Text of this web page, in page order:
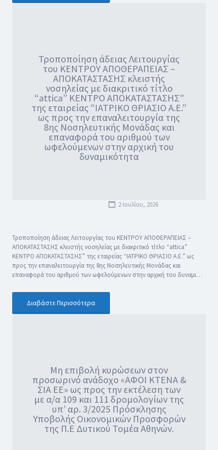
Τροποποίηση άδειας Λειτουργίας
του ΚΕΝΤΡΟΥ ΑΠΟΘΕΡΑΠΕΙΑΣ –
ΑΠΟΚΑΤΑΣΤΑΣΗΣ κλειστής
νοσηλείας με διακριτικό τίτλο
“attica” ΚΕΝΤΡΟ ΑΠΟΚΑΤΑΣΤΑΣΗΣ”
της εταιρείας “ΙΑΤΡΙΚΟ ΘΡΙΑΣΙΟ Α.Ε.”
ως προς την επαναλειτουργία της
8ης Νοσηλευτικής Μονάδας και
επαναφορά του αριθμού των
ωφελούμενων στην αρχική του
δυναμικότητα
2 Ιουλίου, 2026
Τροποποίηση άδειας Λειτουργίας του ΚΕΝΤΡΟΥ ΑΠΟΘΕΡΑΠΕΙΑΣ –
ΑΠΟΚΑΤΑΣΤΑΣΗΣ κλειστής νοσηλείας με διακριτικό τίτλο “attica”
ΚΕΝΤΡΟ ΑΠΟΚΑΤΑΣΤΑΣΗΣ” της εταιρείας “ΙΑΤΡΙΚΟ ΘΡΙΑΣΙΟ Α.Ε.” ως
προς την επαναλειτουργία της 8ης Νοσηλευτικής Μονάδας και
επαναφορά του αριθμού των ωφελούμενων στην αρχική του δυναμι…
Διαβάστε Περισσότερα
Μη επιβολή κυρώσεων στον
προσωρινό ανάδοχο «ΑΦΟΙ ΚΤΕΝΑ &
ΣΙΑ ΕΕ» ως προς την εκτέλεση των
με α/α 109 και 111 δρομολογίων της
υπ’ αρ. 3/2025 Πρόσκλησης
Υποβολής Οικονομικών Προσφορών
της Π.Ε Δυτικού Τομέα Αθηνών.